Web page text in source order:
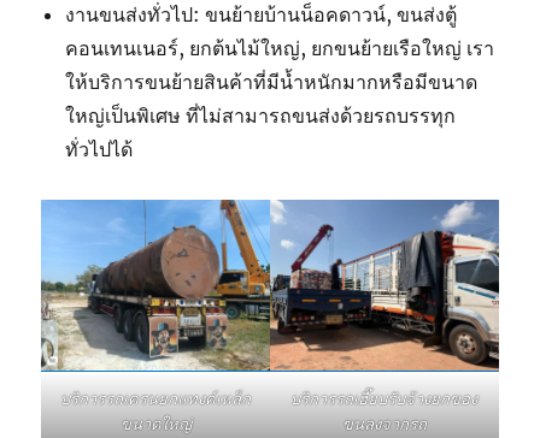
งานขนส่งทั่วไป: ขนย้ายบ้านน็อคดาวน์, ขนส่งตู้
คอนเทนเนอร์, ยกต้นไม้ใหญ่, ยกขนย้ายเรือใหญ่ เรา
ให้บริการขนย้ายสินค้าที่มีน้ำหนักมากหรือมีขนาด
ใหญ่เป็นพิเศษ ที่ไม่สามารถขนส่งด้วยรถบรรทุก
ทั่วไปได้
บริการรถเครนยกแทงค์เหล็ก
ขนาดใหญ่
บริการรถเฮี๊ยบรับจ้างยกของ
ขนลงจากรถ